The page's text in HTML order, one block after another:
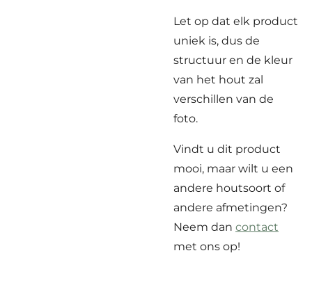
Let op dat elk product
uniek is, dus de
structuur en de kleur
van het hout zal
verschillen van de
foto.
Vindt u dit product
mooi, maar wilt u een
andere houtsoort of
andere afmetingen?
Neem dan contact
met ons op!